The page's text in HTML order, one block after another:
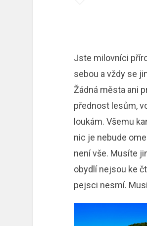
Jste milovníci
sebou a vždy se
Žádná města ani
přednost lesům,
loukám. Všemu
nic je nebude
není vše. Musíte
obydlí nejsou ke
pejsci nesmí.